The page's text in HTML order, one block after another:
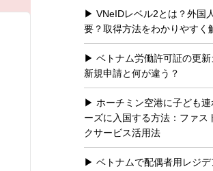
VNeIDレベル2とは？外国
要？取得方法をわかりやすく
ベトナム労働許可証の更新
新規申請と何が違う？
ホーチミン空港に子ども
ーズに入国する方法：ファス
クサービス活用法
ベトナムで配偶者用レジデ